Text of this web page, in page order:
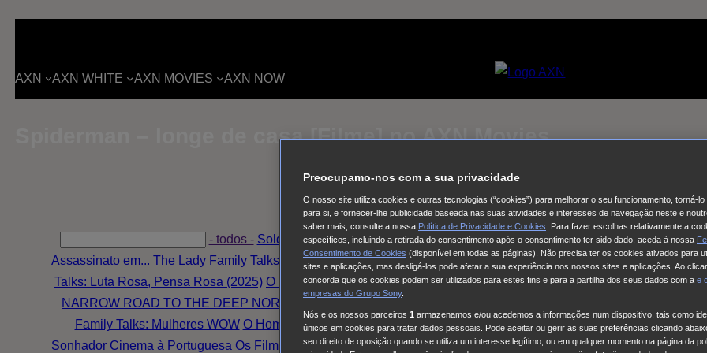
AXN AXN WHITE AXN MOVIES AXN NOW
Spiderman – longe de casa [Filme] no AXN Movies
Coleção de vídeos
- todos - Soldado Universal - O Regresso Como Matar o Seu Marido The Other Bennet
Assassinato em... The Lady Family Talks: Mulheres WOW - Talento no Feminino 24 Março Dia internacional da Açao
Talks: Luta Rosa, Pensa Rosa (2025) O Fruto Proibido This City Is Ours Nine Bodies HUDSON & REX Cobra Kai
NARROW ROAD TO THE DEEP NORTH
Family Talks: Mulheres WOW O Homem Errado S.W.A.T.: Força de intervenção Viola Come Il Mare Frente a
Sonhador Cinema à Portuguesa Os Filmes da Tua Vida Cinema com C Maiúsculo Frente a Frente Three Pines The
Preocupamo-nos com a sua privacidade
O nosso site utiliza cookies e outras tecnologias (“cookies”) para melhorar o seu funcionamento, torná-
para si, e fornecer-lhe publicidade baseada nas suas atividades e interesses de navegação neste e
saber mais, consulte a nossa Política de Privacidade e Cookies . Para fazer escolhas relativamente a
específicos, incluindo a retirada do consentimento após o consentimento ter sido dado, aceda à nossa
Consentimento de Cookies (disponível em todas as páginas). Não precisa ter os cookies ativados para
sites e aplicações, mas desligá-los pode afetar a sua experiência nos nossos sites e aplicações. Ao
concorda que os cookies podem ser utilizados para estes fins e para a partilha dos seus dados com a e
empresas do Grupo Sony.
Nós e os nossos parceiros 1 armazenamos e/ou acedemos a informações num dispositivo, tais como
únicos em cookies para tratar dados pessoais. Pode aceitar ou gerir as suas preferências clicando
seu direito de oposição quando se utiliza um interesse legítimo, ou em qualquer momento na página da